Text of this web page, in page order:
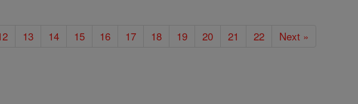
13 14 15 16 17 18 19 20 21 22 Next »